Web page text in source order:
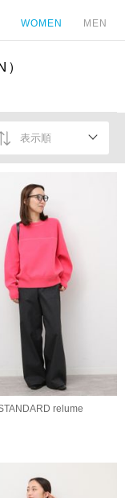
WOMEN MEN
表示順
relume